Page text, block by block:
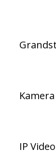
Kamera
IP